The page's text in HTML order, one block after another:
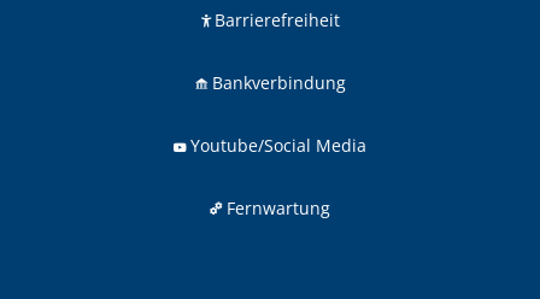
Barrierefreiheit
Bankverbindung
Youtube/Social Media
Fernwartung